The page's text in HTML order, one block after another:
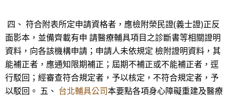
四、 符合附表所定申請資格者，應檢附榮民證(義士證)正反
面影本，並備齊載有申 請醫療輔具項目之診斷書等相關證明
資料，向各該機構申請；申請人未依規定 檢附證明資料，其
能補正者，應通知限期補正；屆期不補正或不能補正者，逕
行駁回；經審查符合規定者，予以核定，不符合規定者，予
以駁回。 五、 台北輔具公司本要點各項身心障礙重建及醫療